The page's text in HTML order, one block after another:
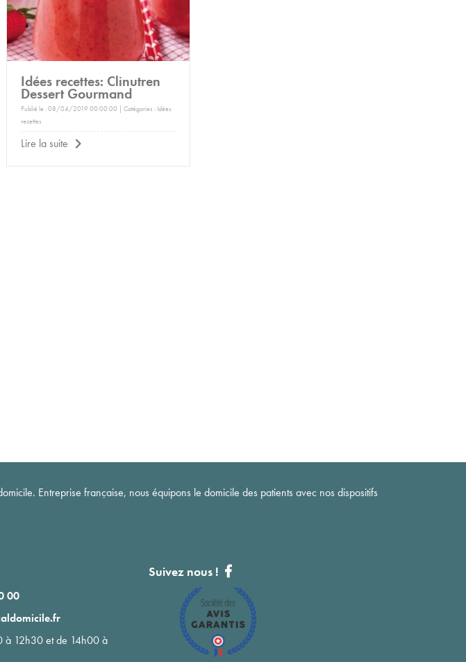
Idées recettes: Clinutren
Dessert Gourmand
Publié le : 08/04/2019 00:00:00 | Catégories : Idées
recettes
Lire la suite
Entreprise française, nous équipons le domicile des patients avec nos dispositifs
00
à 12h30 et de 14h00 à
Suivez nous !